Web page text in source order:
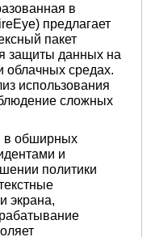
в
предлагает
пакет
защиты данных на
облачных средах.
использования
сложных
в обширных
и
политики
экрана,